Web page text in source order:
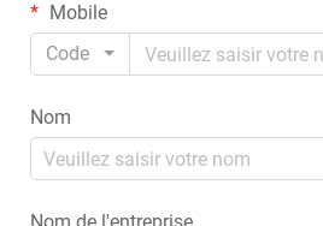
Mobile
Code
Nom